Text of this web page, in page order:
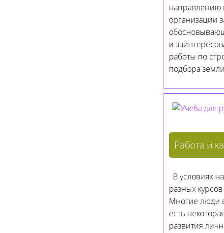
направлению
организации
и
работы по
подбора
Работа и
В условиях
разных
Многие люди
есть
развития